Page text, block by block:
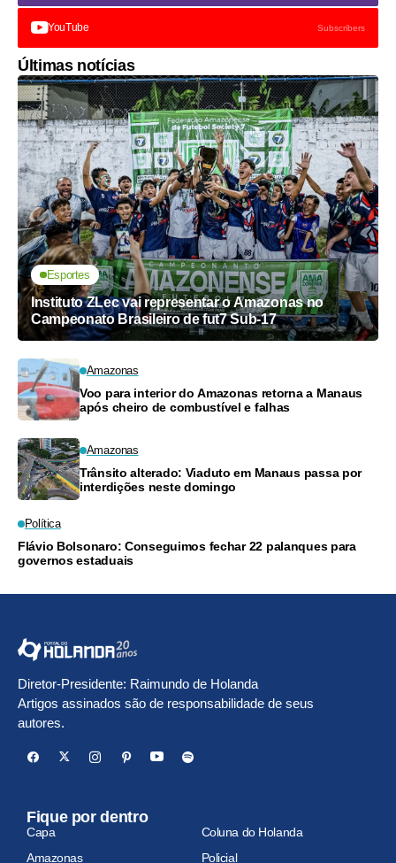
YouTube Subscribers
Últimas notícias
Esportes
Instituto ZLec vai representar o Amazonas no
Campeonato Brasileiro de fut7 Sub-17
Amazonas
Voo para interior do Amazonas retorna a Manaus
após cheiro de combustível e falhas
Amazonas
Trânsito alterado: Viaduto em Manaus passa por
interdições neste domingo
Política
Flávio Bolsonaro: Conseguimos fechar 22 palanques para
governos estaduais
Diretor-Presidente: Raimundo de Holanda
Artigos assinados são de responsabilidade de seus
autores.
Fique por dentro
Capa
Coluna do Holanda
Amazonas
Policial